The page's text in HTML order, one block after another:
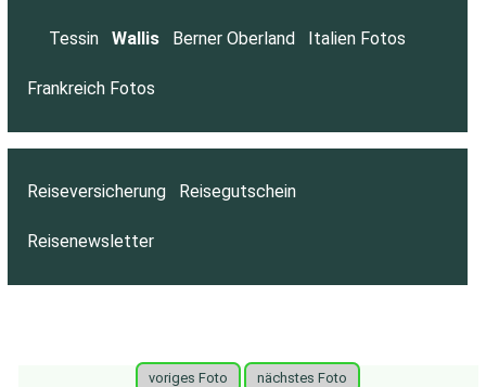
Tessin Wallis Berner Oberland Italien Fotos
Frankreich Fotos
Reiseversicherung Reisegutschein
Reisenewsletter
voriges Foto nächstes Foto